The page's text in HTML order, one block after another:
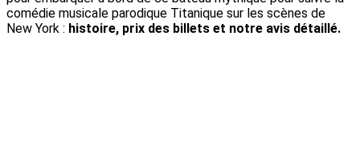
comédie musicale parodique Titanique sur les scènes de
New York : histoire, prix des billets et notre avis détaillé.